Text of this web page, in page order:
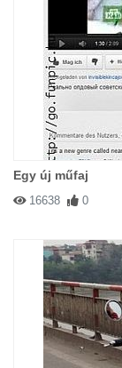
Egy új műfaj
16638 0